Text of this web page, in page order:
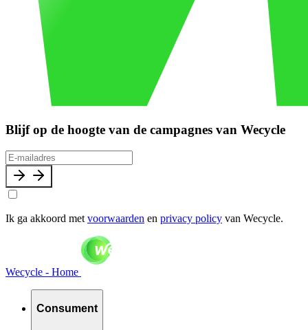
Blijf op de hoogte van de campagnes van Wecycle
Ik ga akkoord met voorwaarden en privacy policy van Wecycle.
Wecycle - Home
Consument